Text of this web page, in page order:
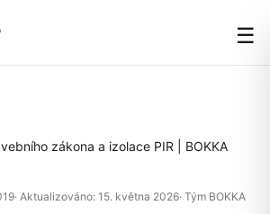
☰
zákona a izolace PIR | BOKKA
· Aktualizováno: 15. května 2026· Tým BOKKA